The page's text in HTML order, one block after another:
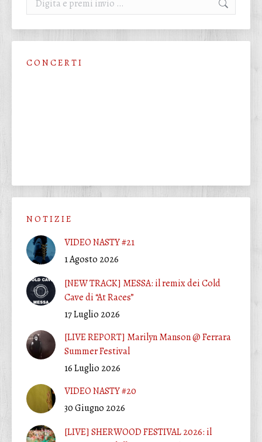
C O N C E R T I
N O T I Z I E
VIDEO NASTY #21
1 Agosto 2026
[NEW TRACK] MESSA: il remix dei Cold
Cave di “At Races”
17 Luglio 2026
[LIVE REPORT] Marilyn Manson @ Ferrara
Summer Festival
16 Luglio 2026
VIDEO NASTY #20
30 Giugno 2026
[LIVE] SHERWOOD FESTIVAL 2026: il